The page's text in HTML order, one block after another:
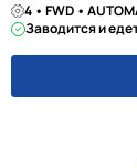
4 • FWD •
Заводится и